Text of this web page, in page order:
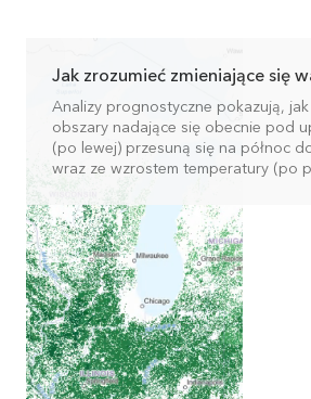
Jak zrozumieć zmieniające się
Analizy prognostyczne pokazują,
obszary nadające się obecnie pod
(po lewej) przesuną się na północ
wraz ze wzrostem temperatury (po